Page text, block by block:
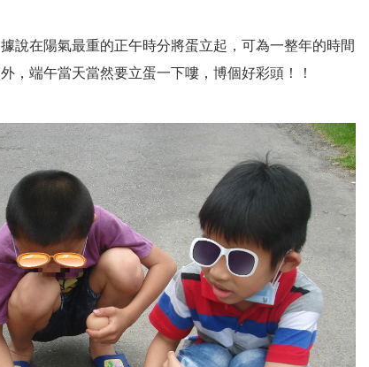
說在陽氣最重的正午時分將蛋立起，可為一整年的時間
，端午當天當然要立蛋一下嘍，博個好彩頭！！